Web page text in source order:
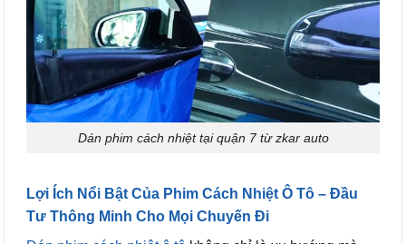
Dán phim cách nhiệt tại quận 7 từ zkar auto
Lợi Ích Nổi Bật Của Phim Cách Nhiệt Ô Tô – Đầu
Tư Thông Minh Cho Mọi Chuyến Đi